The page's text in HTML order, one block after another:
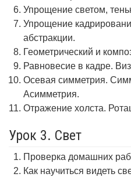
Упрощение светом,
Упрощение
абстракции.
Геометрический и
Равновесие в кадре.
Осевая симметрия.
Асимметрия.
Отражение холста.
Урок 3. Свет
Проверка домашних
Как научиться видеть